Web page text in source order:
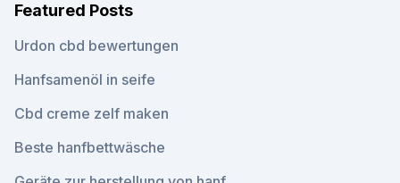
Featured Posts
Urdon cbd bewertungen
Hanfsamenöl in seife
Cbd creme zelf maken
Beste hanfbettwäsche